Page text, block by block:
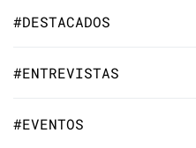
#DESTACADOS
#ENTREVISTAS
#EVENTOS